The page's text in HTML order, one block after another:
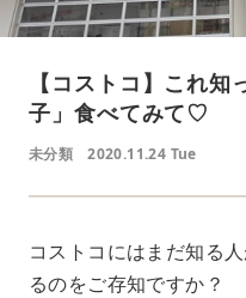
【コストコ】これ
子」食べてみて♡
未分類 2020.11.24 Tue
コストコにはまだ知る
るのをご存知ですか？